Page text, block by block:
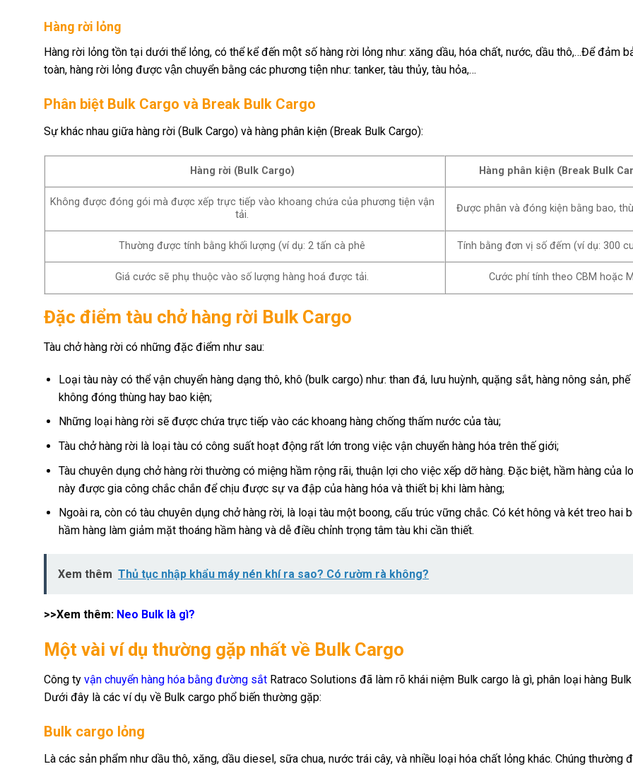
Hàng rời lỏng
Hàng rời lỏng tồn tại dưới thể lỏng, có thể kể đến một số hàng rời lỏng như: xăng dầu, hóa chất, nước, dầu thô,…Để đảm
toàn, hàng rời lỏng được vận chuyển bằng các phương tiện như: tanker, tàu thủy, tàu hỏa,…
Phân biệt Bulk Cargo và Break Bulk Cargo
Sự khác nhau giữa hàng rời (Bulk Cargo) và hàng phân kiện (Break Bulk Cargo):
Hàng rời (Bulk Cargo) Hàng phân kiện (Break Bulk
Không được đóng gói mà được xếp trực tiếp vào khoang chứa của phương tiện vận
tải.
Được phân và đóng kiện bằng bao,
Thường được tính bằng khối lượng (ví dụ: 2 tấn cà phê Tính bằng đơn vị số đếm (ví dụ: 300
Giá cước sẽ phụ thuộc vào số lượng hàng hoá được tải. Cước phí tính theo CBM hoặc
Đặc điểm tàu chở hàng rời Bulk Cargo
Tàu chở hàng rời có những đặc điểm như sau:
Loại tàu này có thể vận chuyển hàng dạng thô, khô (bulk cargo) như: than đá, lưu huỳnh, quặng sắt, hàng nông sản, phế
không đóng thùng hay bao kiện;
Những loại hàng rời sẽ được chứa trực tiếp vào các khoang hàng chống thấm nước của tàu;
Tàu chở hàng rời là loại tàu có công suất hoạt động rất lớn trong việc vận chuyển hàng hóa trên thế giới;
Tàu chuyên dụng chở hàng rời thường có miệng hầm rộng rãi, thuận lợi cho việc xếp dỡ hàng. Đặc biệt, hầm hàng của
này được gia công chắc chắn để chịu được sự va đập của hàng hóa và thiết bị khi làm hàng;
Ngoài ra, còn có tàu chuyên dụng chở hàng rời, là loại tàu một boong, cấu trúc vững chắc. Có két hông và két treo hai
hầm hàng làm giảm mặt thoáng hầm hàng và dễ điều chỉnh trọng tâm tàu khi cần thiết.
Xem thêm Thủ tục nhập khẩu máy nén khí ra sao? Có rườm rà không?
>>Xem thêm: Neo Bulk là gì?
Một vài ví dụ thường gặp nhất về Bulk Cargo
Công ty vận chuyển hàng hóa bằng đường sắt Ratraco Solutions đã làm rõ khái niệm Bulk cargo là gì, phân loại hàng
Dưới đây là các ví dụ về Bulk cargo phổ biến thường gặp:
Bulk cargo lỏng
Là các sản phẩm như dầu thô, xăng, dầu diesel, sữa chua, nước trái cây, và nhiều loại hóa chất lỏng khác. Chúng thường